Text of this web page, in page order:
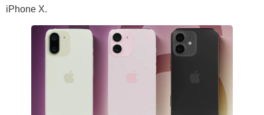
iPhone X.